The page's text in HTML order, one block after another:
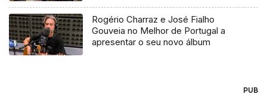
Rogério Charraz e José Fialho
Gouveia no Melhor de Portugal a
apresentar o seu novo álbum
PUB